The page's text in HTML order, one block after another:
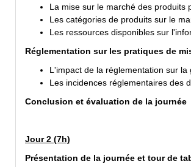
La mise sur le marché des produits
Les catégories de produits sur le
Les ressources disponibles sur
Réglementation sur les pratiques de
L'impact de la réglementation sur
Les incidences réglementaires des
Conclusion et évaluation de la journée
Jour 2 (7h)
Présentation de la journée et tour de